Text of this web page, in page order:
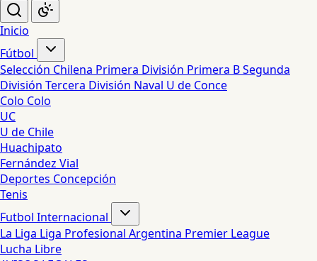
Inicio
Fútbol
Selección Chilena Primera División Primera BSegunda
División Tercera División Naval U de Conce
Colo Colo
UC
U de Chile
Huachipato
Fernández Vial
Deportes Concepción
Tenis
Futbol Internacional
La Liga Liga Profesional Argentina Premier League
Lucha Libre